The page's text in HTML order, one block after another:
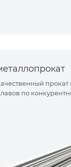
прокат
по